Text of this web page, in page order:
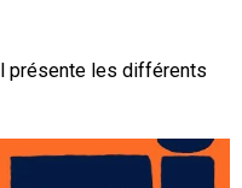
présente les différents